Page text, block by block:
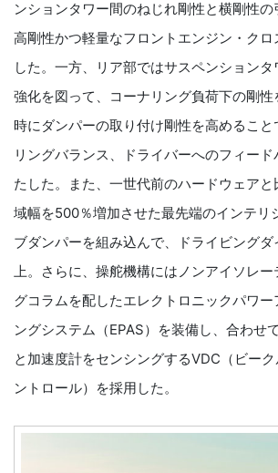
ンションタワー間のねじれ剛性と横剛性の
高剛性かつ軽量なフロントエンジン・ク
した。一方、リア部ではサスペンション
強化を図って、コーナリング負荷下の剛
時にダンパーの取り付け剛性を高めること
リングバランス、ドライバーへのフィー
たした。また、一世代前のハードウェア
域幅を500％増加させた最先端のインテリ
ブダンパーを組み込んで、ドライビングダ
上。さらに、操舵機構にはノンアイソレ
グコラムを配したエレクトロニックパワー
ングシステム（EPAS）を装備し、合わせ
と加速度計をセンシングするVDC（ビー
ントロール）を採用した。